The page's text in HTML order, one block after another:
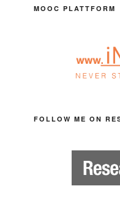
MOOC PLATTFORM
FOLLOW ME ON